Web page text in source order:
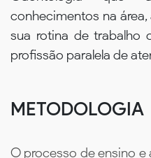
conhecimentos na
sua rotina de trabalho
profissão paralela de
METODOLOGIA
O processo de ensino